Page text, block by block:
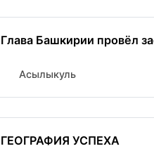
Глава Башкирии провёл
Асылыкуль
ГЕОГРАФИЯ УСПЕХА